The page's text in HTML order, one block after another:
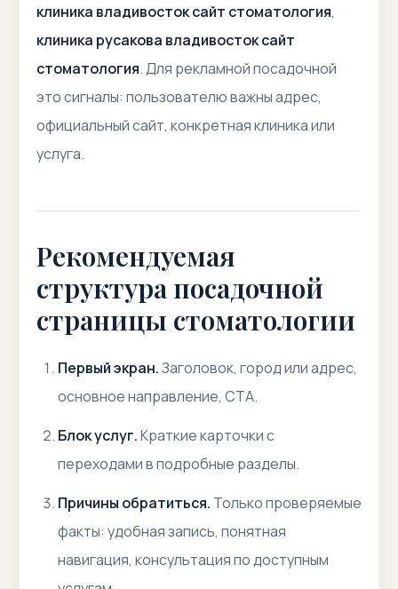
клиника владивосток сайт стоматология,
клиника русакова владивосток сайт
стоматология. Для рекламной посадочной
это сигналы: пользователю важны адрес,
официальный сайт, конкретная клиника или
услуга.
Рекомендуемая
структура посадочной
страницы стоматологии
Первый экран.Заголовок, город или адрес,
основное направление, CTA.
Блок услуг.Краткие карточки с
переходами в подробные разделы.
Причины обратиться. Только проверяемые
факты: удобная запись, понятная
навигация, консультация по доступным